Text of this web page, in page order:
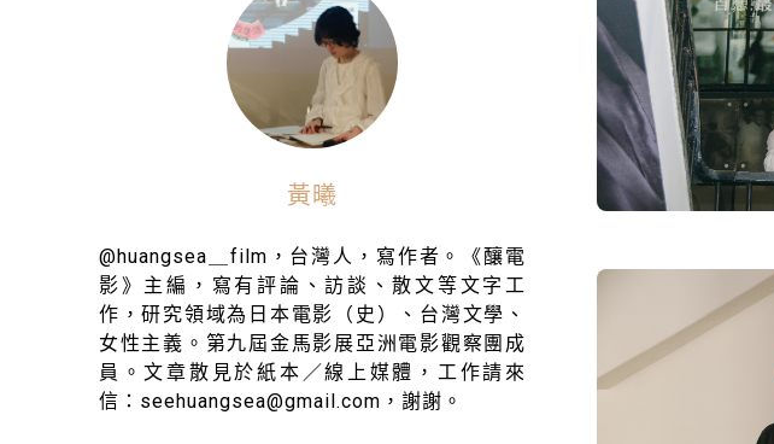
黃曦
@huangsea＿film，台灣人，寫作者。《釀電
影》主編，寫有評論、訪談、散文等文字工
作，研究領域為日本電影（史）、台灣文學、
女性主義。第九屆金馬影展亞洲電影觀察團成
員。文章散見於紙本／線上媒體，工作請來
信：seehuangsea@gmail.com，謝謝。